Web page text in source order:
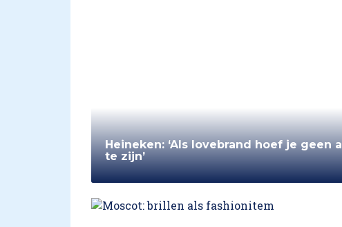
Heineken: ‘Als lovebrand hoef je geen
te zijn’